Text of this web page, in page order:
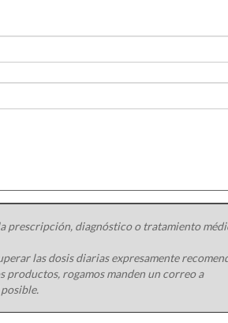
prescripción, diagnóstico o tratamiento
las dosis diarias expresamente
productos, rogamos manden un correo a